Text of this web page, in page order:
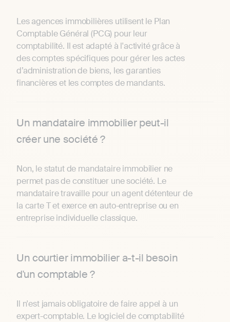
Les agences immobilières utilisent le Plan
Comptable Général (PCG) pour leur
comptabilité. Il est adapté à l'activité grâce à
des comptes spécifiques pour gérer les actes
d’administration de biens, les garanties
financières et les comptes de mandants.
Un mandataire immobilier peut-il
créer une société ?
Non, le statut de mandataire immobilier ne
permet pas de constituer une société. Le
mandataire travaille pour un agent détenteur de
la carte T et exerce en auto-entreprise ou en
entreprise individuelle classique.
Un courtier immobilier a-t-il besoin
d'un comptable ?
Il n'est jamais obligatoire de faire appel à un
expert-comptable. Le logiciel de comptabilité